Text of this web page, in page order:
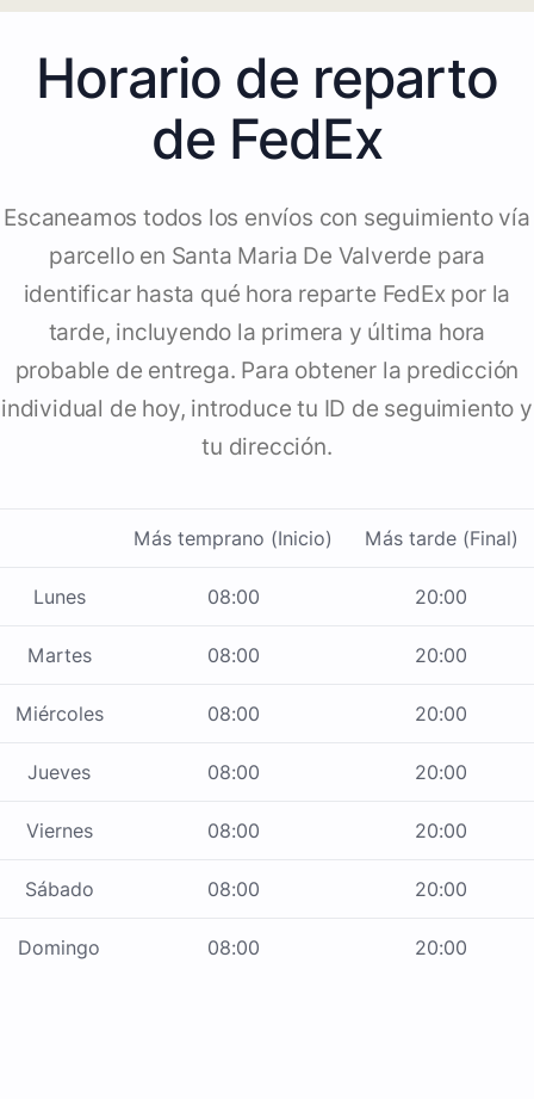
Horario de reparto
de FedEx
Escaneamos todos los envíos con seguimiento vía
parcello en Santa Maria De Valverde para
identificar hasta qué hora reparte FedEx por la
tarde, incluyendo la primera y última hora
probable de entrega. Para obtener la predicción
individual de hoy, introduce tu ID de seguimiento y
tu dirección.
Más temprano (Inicio) Más tarde (Final)
Lunes 08:00 20:00
Martes 08:00 20:00
Miércoles 08:00 20:00
Jueves 08:00 20:00
Viernes 08:00 20:00
Sábado 08:00 20:00
Domingo 08:00 20:00